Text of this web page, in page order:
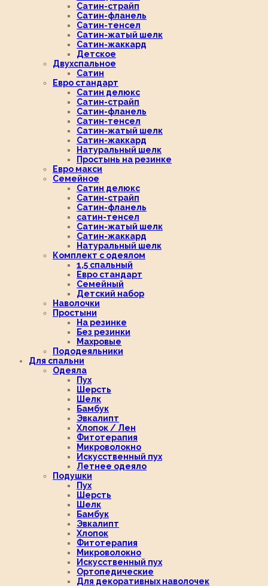
Сатин-страйп
Сатин-фланель
Сатин-тенсел
Сатин-жатый шелк
Сатин-жаккард
Детское
Двухспальное
Сатин
Евро стандарт
Сатин делюкс
Сатин-страйп
Сатин-фланель
Сатин-тенсел
Сатин-жатый шелк
Сатин-жаккард
Натуральный шелк
Простынь на резинке
Евро макси
Семейное
Сатин делюкс
Сатин-страйп
Сатин-фланель
сатин-тенсел
Сатин-жатый шелк
Сатин-жаккард
Натуральный шелк
Комплект с одеялом
1,5 спальный
Евро стандарт
Семейный
Детский набор
Наволочки
Простыни
На резинке
Без резинки
Махровые
Пододеяльники
Для спальни
Одеяла
Пух
Шерсть
Шелк
Бамбук
Эвкалипт
Хлопок / Лен
Фитотерапия
Микроволокно
Искусственный пух
Летнее одеяло
Подушки
Пух
Шерсть
Шелк
Бамбук
Эвкалипт
Хлопок
Фитотерапия
Микроволокно
Искусственный пух
Ортопедические
Для декоративных наволочек